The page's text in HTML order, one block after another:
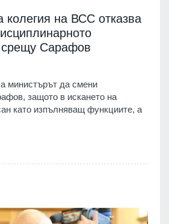
колегия на ВСС отказва
срещу Сарафов
министърът да смени
защото в искането на
като изпълняващ функциите, а